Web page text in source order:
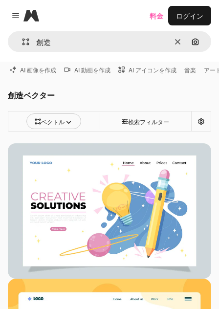
Close menu
Magnific
消去 画像で
料金 ログイン
AI 画像を作成 AI 動画を作成 AI アイコンを作成 音楽 アー
創造ベクター
ベクトル 検索フィルター